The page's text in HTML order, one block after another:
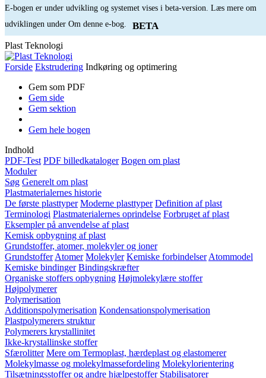
E-bogen er under udvikling og systemet vises i beta-version. Læs mere om
udviklingen under Om denne e-bog.
BETA
Plast Teknologi
Forside Ekstrudering Indkøring og optimering
Gem som PDF
Gem side
Gem sektion
Gem hele bogen
Indhold
PDF-Test PDF billedkataloger Bogen om plast
Moduler
Søg Generelt om plast
Plastmaterialernes historie
De første plasttyper Moderne plasttyper Definition af plast
Terminologi Plastmaterialernes oprindelse Forbruget af plast
Eksempler på anvendelse af plast
Kemisk opbygning af plast
Grundstoffer, atomer, molekyler og ioner
Grundstoffer Atomer Molekyler Kemiske forbindelser Atommodel
Kemiske bindinger Bindingskræfter
Organiske stoffers opbygning Højmolekylære stoffer
Højpolymerer
Polymerisation
Additionspolymerisation Kondensationspolymerisation
Plastpolymerers struktur
Polymerers krystallinitet
Ikke-krystallinske stoffer
Sfærolitter Mere om Termoplast, hærdeplast og elastomerer
Molekylmasse og molekylmassefordeling Molekylorientering
Tilsætningsstoffer og andre hjælpestoffer Stabilisatorer